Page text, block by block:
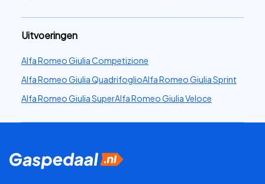
Uitvoeringen
Alfa Romeo Giulia Competizione
Alfa Romeo Giulia QuadrifoglioAlfa Romeo Giulia Sprint
Alfa Romeo Giulia SuperAlfa Romeo Giulia Veloce